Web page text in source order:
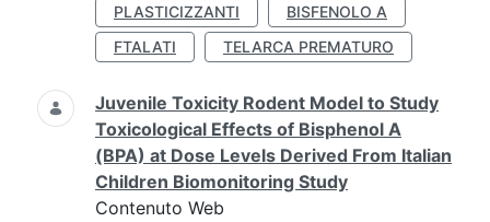
PLASTICIZZANTI
BISFENOLO A
FTALATI
TELARCA PREMATURO
Juvenile Toxicity Rodent Model to Study
Toxicological Effects of Bisphenol A
(BPA) at Dose Levels Derived From Italian
Children Biomonitoring Study
Contenuto Web